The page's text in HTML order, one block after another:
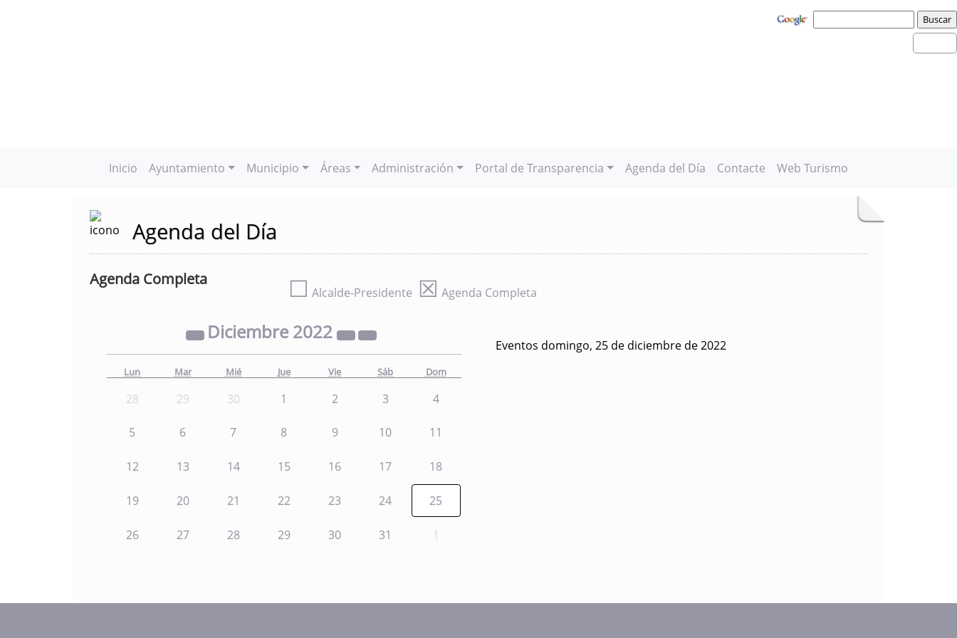
Inicio Ayuntamiento Municipio Áreas Administración Portal de Transparencia Agenda del Día Contacte Web Turismo
Agenda del Día
Agenda Completa ☐ Alcalde-Presidente ☒ Agenda Completa
Diciembre 2022
Lun Mar Mié Jue Vie Sáb Dom
28 29 30 1 2 3 4
5 6 7 8 9 10 11
12 13 14 15 16 17 18
19 20 21 22 23 24 25
26 27 28 29 30 31 1
Eventos domingo, 25 de diciembre de 2022